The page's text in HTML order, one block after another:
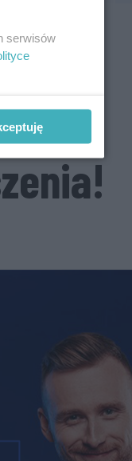
serwisów